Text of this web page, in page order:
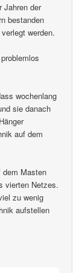
Jahren der
bestanden
werden.
wochenlang
sie danach
auf dem
dem Masten
vierten Netzes.
zu wenig
aufstellen